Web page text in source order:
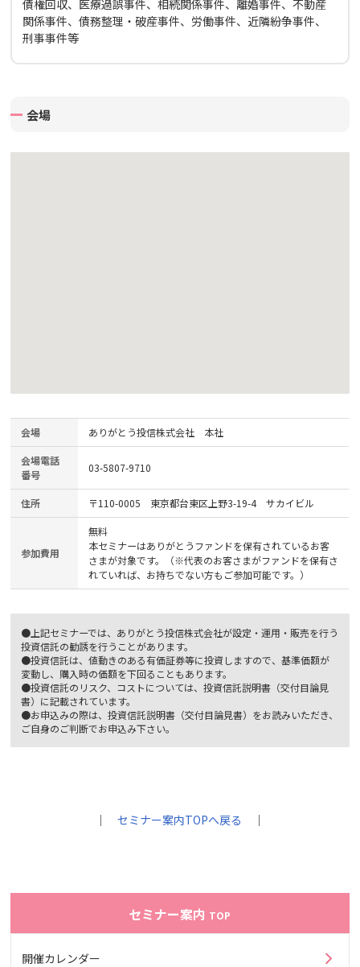
債権回収、医療過誤事件、相続関係事件、離婚事件、不動産
関係事件、債務整理・破産事件、労働事件、近隣紛争事件、
刑事事件等
会場
会場 ありがとう投信株式会社 本社
会場電話
番号
03-5807-9710
住所 〒110-0005 東京都台東区上野3-19-4 サカイビル
参加費用
無料
本セミナーはありがとうファンドを保有されているお客
さまが対象です。（※代表のお客さまがファンドを保有さ
れていれば、お持ちでない方もご参加可能です。）
●上記セミナーでは、ありがとう投信株式会社が設定・運用・販売を行う
投資信託の勧誘を行うことがあります。
●投資信託は、値動きのある有価証券等に投資しますので、基準価額が
変動し、購入時の価額を下回ることもあります。
●投資信託のリスク、コストについては、投資信託説明書（交付目論見
書）に記載されています。
●お申込みの際は、投資信託説明書（交付目論見書）をお読みいただき、
ご自身のご判断でお申込み下さい。
｜セミナー案内TOPへ戻る ｜
セミナー案内 TOP
開催カレンダー